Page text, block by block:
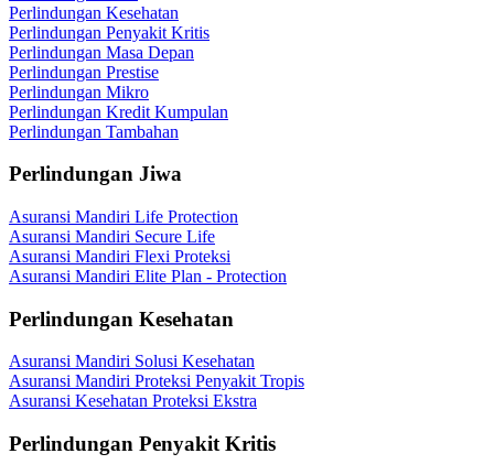
Perlindungan Kesehatan
Perlindungan Penyakit Kritis
Perlindungan Masa Depan
Perlindungan Prestise
Perlindungan Mikro
Perlindungan Kredit Kumpulan
Perlindungan Tambahan
Perlindungan Jiwa
Asuransi Mandiri Life Protection
Asuransi Mandiri Secure Life
Asuransi Mandiri Flexi Proteksi
Asuransi Mandiri Elite Plan - Protection
Perlindungan Kesehatan
Asuransi Mandiri Solusi Kesehatan
Asuransi Mandiri Proteksi Penyakit Tropis
Asuransi Kesehatan Proteksi Ekstra
Perlindungan Penyakit Kritis